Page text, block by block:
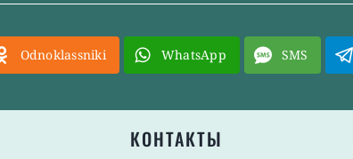
Odnoklassniki WhatsApp SMS
КОНТАКТЫ